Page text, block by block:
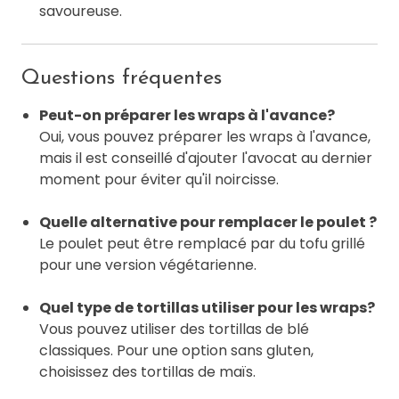
savoureuse.
Questions fréquentes
Peut-on préparer les wraps à l'avance?
Oui, vous pouvez préparer les wraps à l'avance,
mais il est conseillé d'ajouter l'avocat au dernier
moment pour éviter qu'il noircisse.
Quelle alternative pour remplacer le poulet ?
Le poulet peut être remplacé par du tofu grillé
pour une version végétarienne.
Quel type de tortillas utiliser pour les wraps?
Vous pouvez utiliser des tortillas de blé
classiques. Pour une option sans gluten,
choisissez des tortillas de maïs.